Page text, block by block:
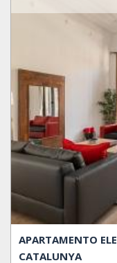
APARTAMENTO
CATALUNYA